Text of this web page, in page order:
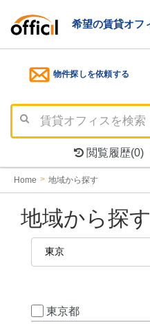
希望の賃貸オフ
物件探しを依頼する
閲覧履歴(0)
Home 地域から探す
地域から探す
東京都